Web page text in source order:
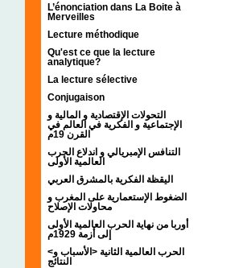
L’énonciation dans La Boite à
Merveilles
Lecture méthodique
Qu'est ce que la lecture
analytique?
La lecture sélective
Conjugaison
التحولات الإقتصادية و المالية و
الإجتماعية و الفكرية في العالم في
القرن 19م
التنافس الإمبريالي و اندلاع الحرب
العالمية الأولى
اليقظة الفكرية بالمشرق العربي
الضغوط الإستعمارية على المغرب و
محاولات الإصلاح
أوربا من نهاية الحرب العالمية الأولى
إلى أزمة 1929م
<الحرب العالمية الثانية <الأسباب و
النتائج